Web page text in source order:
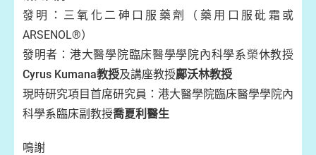
發明：三氧化二砷口服藥劑（藥用口服砒霜或
ARSENOL®）
發明者：港大醫學院臨床醫學學院內科學系榮休教授
Cyrus Kumana教授及講座教授鄺沃林教授
現時研究項目首席研究員：港大醫學院臨床醫學學院內
科學系臨床副教授喬夏利醫生
鳴謝